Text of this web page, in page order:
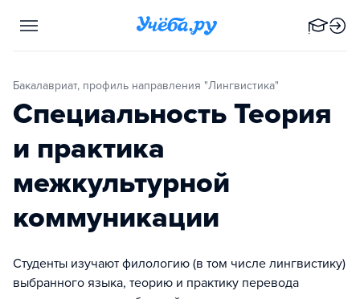
Бакалавриат, профиль направления "Лингвистика"
Специальность Теория
и практика
межкультурной
коммуникации
Студенты изучают филологию (в том числе лингвистику)
выбранного языка, теорию и практику перевода